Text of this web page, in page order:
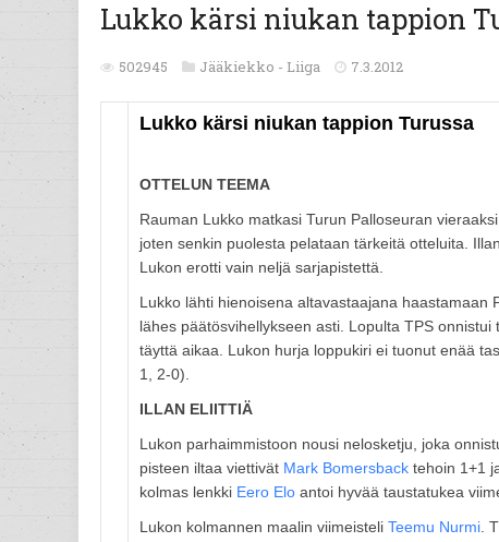
Lukko kärsi niukan tappion
502945 Jääkiekko - Liiga 7.3.2012
Lukko kärsi niukan tappion Turussa
OTTELUN TEEMA
Rauman Lukko matkasi Turun Palloseuran
joten senkin puolesta pelataan tärkeitä otteluita.
Lukon erotti vain neljä sarjapistettä.
Lukko lähti hienoisena altavastaajana haastamaan
lähes päätösvihellykseen asti. Lopulta TPS
täyttä aikaa. Lukon hurja loppukiri ei tuonut enää
1, 2-0).
ILLAN ELIITTIÄ
Lukon parhaimmistoon nousi nelosketju, joka
pisteen iltaa viettivät Mark Bomersback tehoin 1+1
kolmas lenkki Eero Elo antoi hyvää taustatukea
Lukon kolmannen maalin viimeisteli Teemu Nurmi .